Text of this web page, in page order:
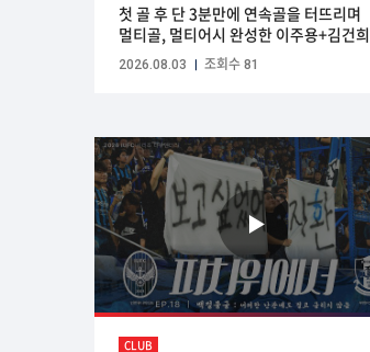
첫 골 후 단 3분만에 연속골을 터뜨리며
멀티골, 멀티어시 완성한 이주용+김건희
조합💙🖤
2026.08.03 조회수 81
CLUB